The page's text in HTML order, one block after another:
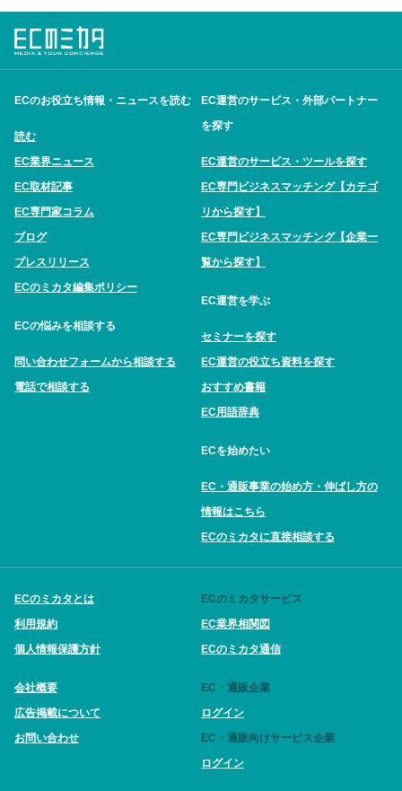
ECのお役立ち情報・ニュースを読む
読む
EC業界ニュース
EC取材記事
EC専門家コラム
ブログ
プレスリリース
ECのミカタ編集ポリシー
ECの悩みを相談する
問い合わせフォームから相談する
電話で相談する
EC運営のサービス・外部パートナー
を探す
EC運営のサービス・ツールを探す
EC専門ビジネスマッチング【カテゴ
リから探す】
EC専門ビジネスマッチング【企業一
覧から探す】
EC運営を学ぶ
セミナーを探す
EC運営の役立ち資料を探す
おすすめ書籍
EC用語辞典
ECを始めたい
EC・通販事業の始め方・伸ばし方の
情報はこちら
ECのミカタに直接相談する
ECのミカタとは
利用規約
個人情報保護方針
会社概要
広告掲載について
お問い合わせ
ECのミカタサービス
EC業界相関図
ECのミカタ通信
EC・通販企業
ログイン
EC・通販向けサービス企業
ログイン